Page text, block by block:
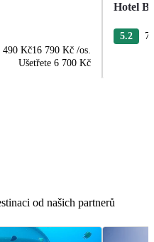
490 Kč16 790 Kč /os.
Ušetřete 6 700 Kč
Hotel
5.2
od našich partnerů